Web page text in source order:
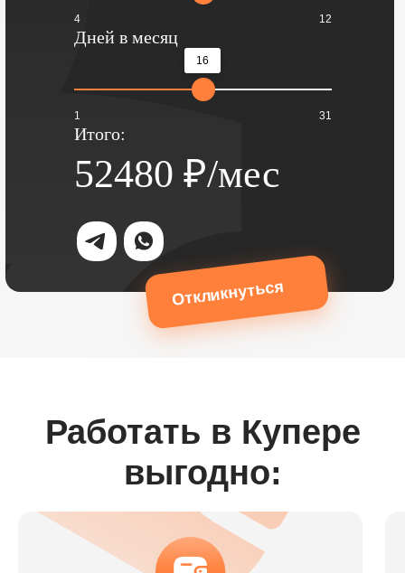
4 12
Дней в месяц
16
1 31
Итого:
52480 ₽/мес
Откликнуться
Работать в Купере
выгодно: